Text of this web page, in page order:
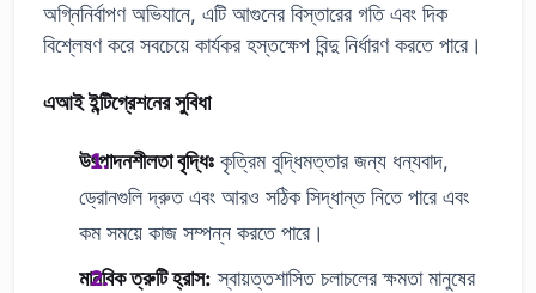
অগ্নিনির্বাপণ অভিযানে, এটি আগুনের বিস্তারের গতি এবং দিক
বিশ্লেষণ করে সবচেয়ে কার্যকর হস্তক্ষেপ বিন্দু নির্ধারণ করতে পারে।
এআই ইন্টিগ্রেশনের সুবিধা
উৎপাদনশীলতা বৃদ্ধিঃ কৃত্রিম বুদ্ধিমত্তার জন্য ধন্যবাদ,
ড্রোনগুলি দ্রুত এবং আরও সঠিক সিদ্ধান্ত নিতে পারে এবং
কম সময়ে কাজ সম্পন্ন করতে পারে।
মানবিক ত্রুটি হ্রাস: স্বায়ত্তশাসিত চলাচলের ক্ষমতা মানুষের